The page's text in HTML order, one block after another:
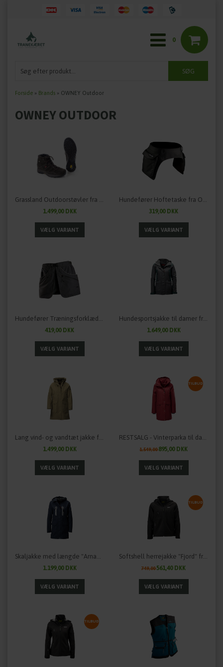
0
Forside » Brands » OWNEY Outdoor
OWNEY OUTDOOR
Grassland Outdoorstøvler fra Owney Outdoor
1.499,00 DKK
Hundefører Hoftetaske fra OWNEY
319,00 DKK
Hundefører Træningsforklæde fra OWNEY
419,00 DKK
Hundesportsjakke til damer fra OWNEY
1.649,00 DKK
Lang vind- og vandtæt jakke fra Owney - SAJAMA
1.499,00 DKK
TILBUD
RESTSALG - Vinterparka til damer "Comoda" fra OWNEY Outdoor - flere farver
1.549,00895,00 DKK
Skaljakke med længde "Arnauti" til damer fra OWNEY Outdoor - flere farver
1.199,00 DKK
TILBUD
Softshell herrejakke "Fjord" fra OWNEY Outdoor
749,00561,40 DKK
TILBUD